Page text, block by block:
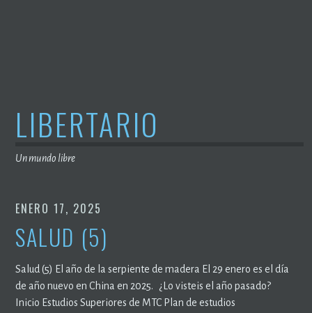
LIBERTARIO
Un mundo libre
ENERO 17, 2025
SALUD (5)
Salud (5) El año de la serpiente de madera El 29 enero es el día
de año nuevo en China en 2025. ¿Lo visteis el año pasado?
Inicio Estudios Superiores de MTC Plan de estudios